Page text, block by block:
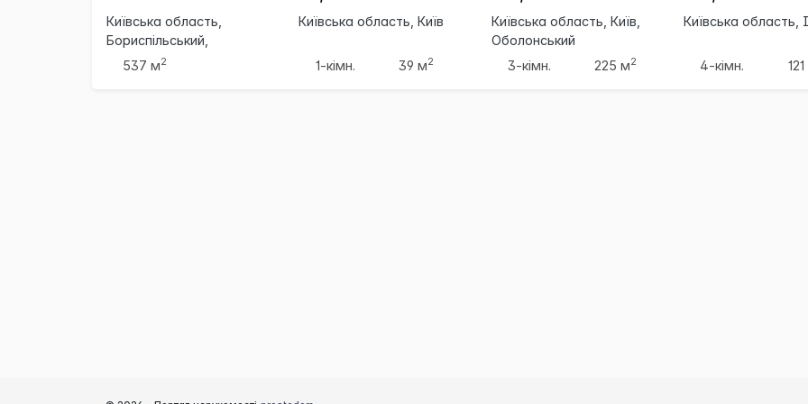
Київська область,
Бориспільський,
Бориспіль
537 м2
Київська область, Київ
1-кімн. 39 м2
Київська область, Київ,
Оболонський
3-кімн.
225 м2
Київська область,
4-кімн.